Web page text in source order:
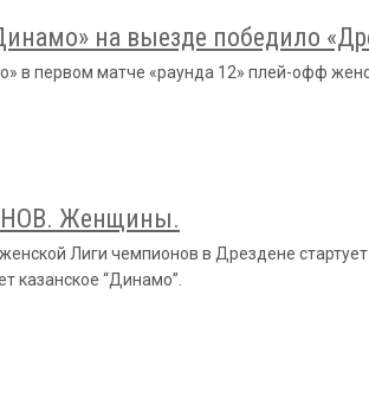
на выезде победило
в первом матче «раунда 12» плей-офф
Женщины.
Лиги чемпионов в Дрездене стартует
казанское “Динамо”.